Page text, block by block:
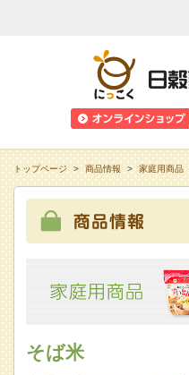
トップページ > 商品情報 > 家庭用商品
そば米